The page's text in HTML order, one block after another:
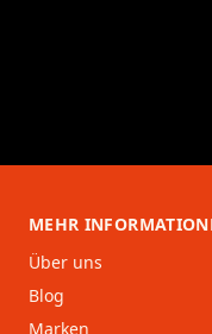
MEHR
Über uns
Blog
Marken